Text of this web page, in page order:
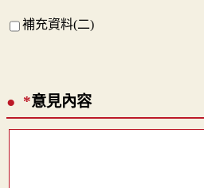
補充資料(二)
*意見內容